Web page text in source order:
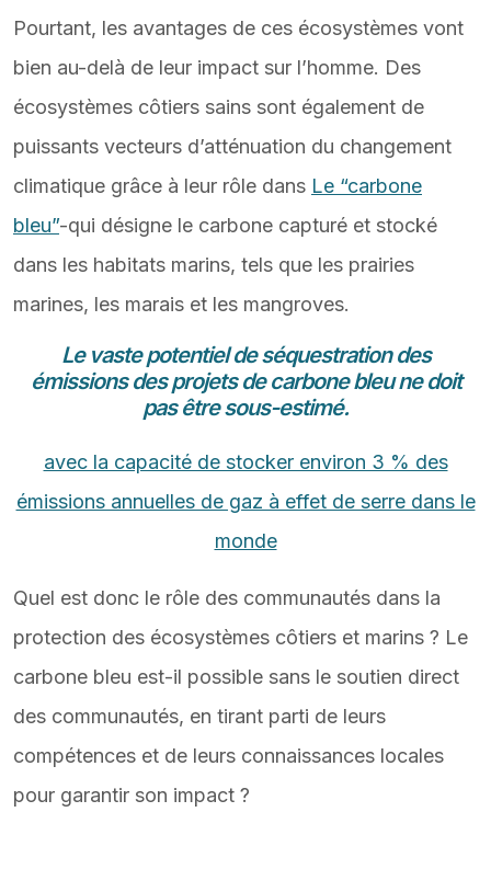
Pourtant, les avantages de ces écosystèmes vont
bien au-delà de leur impact sur l’homme. Des
écosystèmes côtiers sains sont également de
puissants vecteurs d’atténuation du changement
climatique grâce à leur rôle dans Le “carbone
bleu”-qui désigne le carbone capturé et stocké
dans les habitats marins, tels que les prairies
marines, les marais et les mangroves.
Le vaste potentiel de séquestration des
émissions des projets de carbone bleu ne doit
pas être sous-estimé.
avec la capacité de stocker environ 3 % des
émissions annuelles de gaz à effet de serre dans le
monde
Quel est donc le rôle des communautés dans la
protection des écosystèmes côtiers et marins ? Le
carbone bleu est-il possible sans le soutien direct
des communautés, en tirant parti de leurs
compétences et de leurs connaissances locales
pour garantir son impact ?